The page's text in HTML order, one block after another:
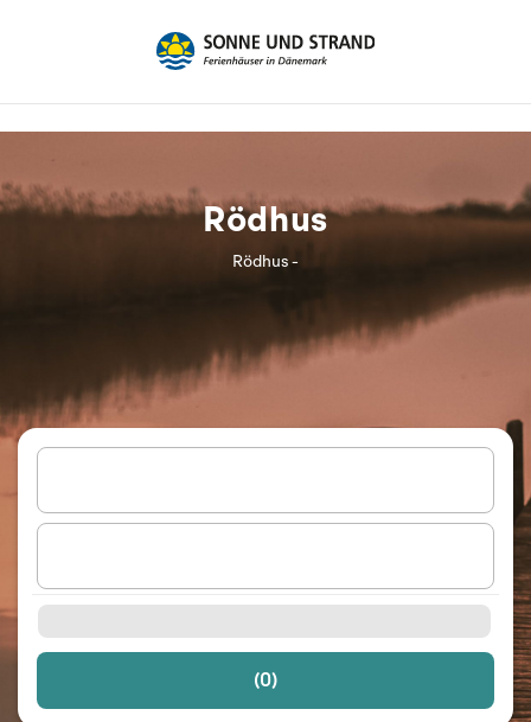
(0)
Rödhus
Rödhus -